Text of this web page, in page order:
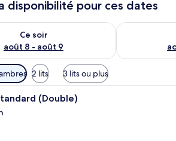
disponibilité pour ces dates
Ce soir
août 8 - août 9
pour ce soir août 8 - août 9
Vérifier la
2 lits 3 lits ou plus
Une chambre d’hôtel
(Double)